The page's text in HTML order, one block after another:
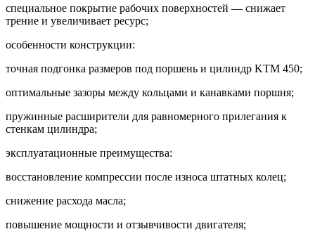
специальное покрытие рабочих поверхностей — снижает
трение и увеличивает ресурс;
особенности конструкции:
точная подгонка размеров под поршень и цилиндр KTM 450;
оптимальные зазоры между кольцами и канавками поршня;
пружинные расширители для равномерного прилегания к
стенкам цилиндра;
эксплуатационные преимущества:
восстановление компрессии после износа штатных колец;
снижение расхода масла;
повышение мощности и отзывчивости двигателя;